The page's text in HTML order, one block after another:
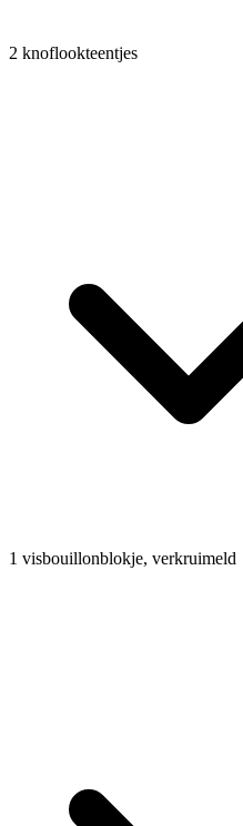
2 knoflookteentjes
1 visbouillonblokje, verkruimeld